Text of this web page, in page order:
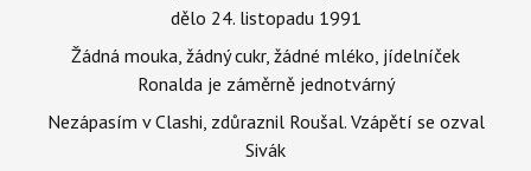
dělo 24. listopadu 1991
Žádná mouka, žádný cukr, žádné mléko, jídelníček
Ronalda je záměrně jednotvárný
Nezápasím v Clashi, zdůraznil Roušal. Vzápětí se ozval
Sivák